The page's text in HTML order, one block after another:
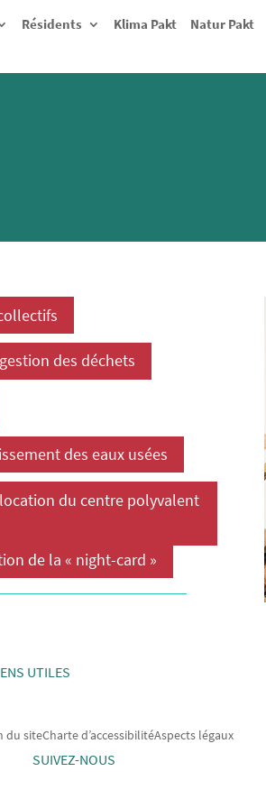
Résidents Klima Pakt Natur Pakt
des déchets
des eaux usées
du centre polyvalent
de la « night-card »
UTILES
du siteCharte d’accessibilitéAspects légaux
SUIVEZ-NOUS